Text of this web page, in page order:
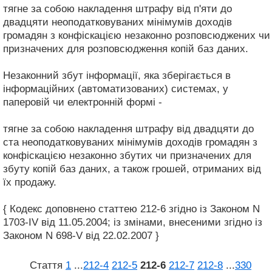
тягне за собою накладення штрафу від п'яти до
двадцяти неоподатковуваних мінімумів доходів
громадян з конфіскацією незаконно розповсюджених чи
призначених для розповсюдження копій баз даних.
Незаконний збут інформації, яка зберігається в
інформаційних (автоматизованих) системах, у
паперовій чи електронній формі -
тягне за собою накладення штрафу від двадцяти до
ста неоподатковуваних мінімумів доходів громадян з
конфіскацією незаконно збутих чи призначених для
збуту копій баз даних, а також грошей, отриманих від
їх продажу.
{ Кодекс доповнено статтею 212-6 згідно із Законом N
1703-IV від 11.05.2004; із змінами, внесеними згідно із
Законом N 698-V від 22.02.2007 }
Стаття 1 ...212‑4 212‑5 212‑6 212‑7 212‑8 ...330